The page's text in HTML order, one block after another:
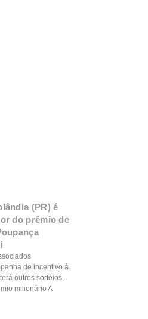
(PR) é
do prêmio de
de incentivo à
outros sorteios,
milionário A